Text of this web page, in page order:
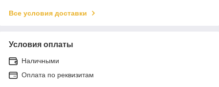
Все условия доставки
Условия оплаты
Наличными
Оплата по реквизитам